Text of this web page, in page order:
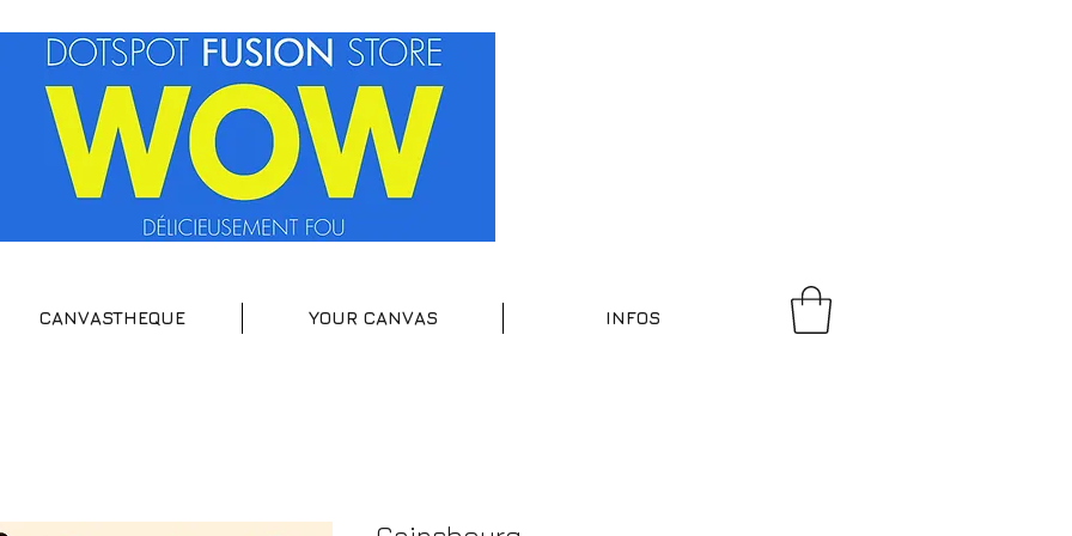
CANVASTHEQUE YOUR CANVAS INFOS